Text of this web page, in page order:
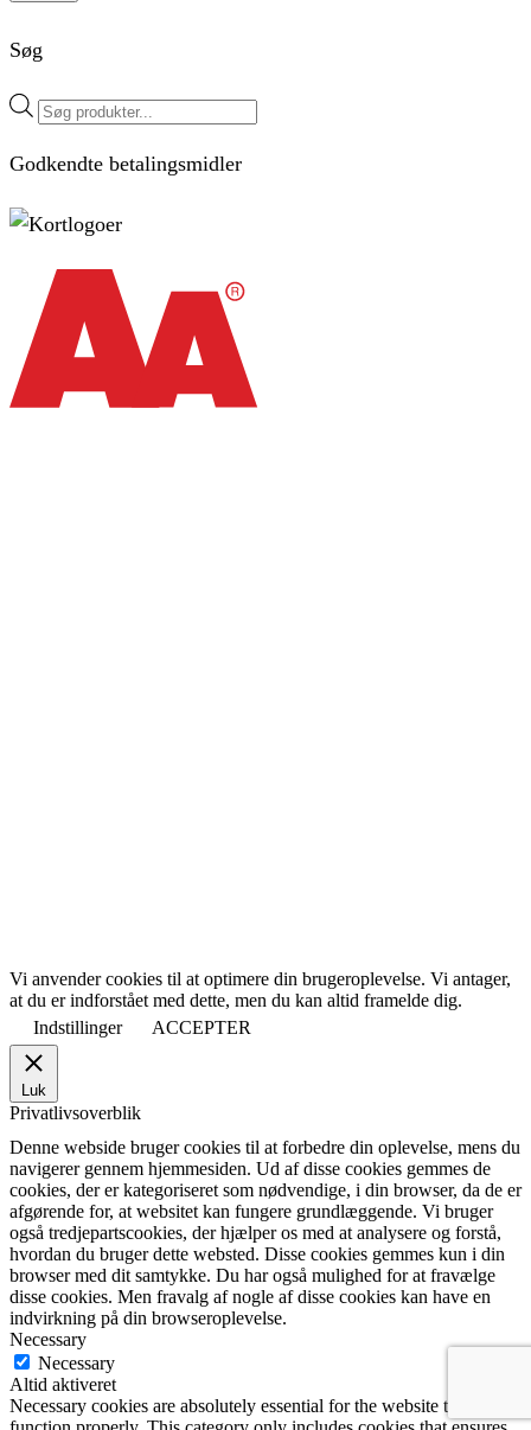
Søg
Products
search
Godkendte betalingsmidler
Vi anvender cookies til at optimere din brugeroplevelse. Vi antager,
at du er indforstået med dette, men du kan altid framelde dig.
Indstillinger
ACCEPTER
Luk
Privatlivsoverblik
Denne webside bruger cookies til at forbedre din oplevelse, mens du
navigerer gennem hjemmesiden. Ud af disse cookies gemmes de
cookies, der er kategoriseret som nødvendige, i din browser, da de er
afgørende for, at websitet kan fungere grundlæggende. Vi bruger
også tredjepartscookies, der hjælper os med at analysere og forstå,
hvordan du bruger dette websted. Disse cookies gemmes kun i din
browser med dit samtykke. Du har også mulighed for at fravælge
disse cookies. Men fravalg af nogle af disse cookies kan have en
indvirkning på din browseroplevelse.
Necessary
Necessary
Altid aktiveret
Necessary cookies are absolutely essential for the website to